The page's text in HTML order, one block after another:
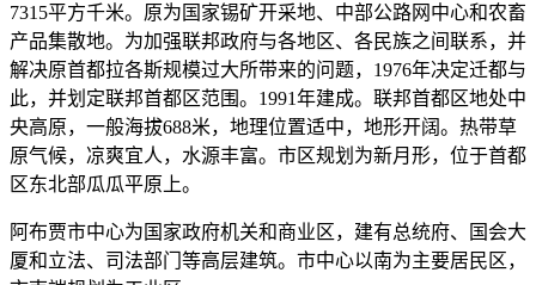
7315平方千米。原为国家锡矿开采地、中部公路网中心和农畜
产品集散地。为加强联邦政府与各地区、各民族之间联系，并
解决原首都拉各斯规模过大所带来的问题，1976年决定迁都与
此，并划定联邦首都区范围。1991年建成。联邦首都区地处中
央高原，一般海拔688米，地理位置适中，地形开阔。热带草
原气候，凉爽宜人，水源丰富。市区规划为新月形，位于首都
区东北部瓜瓜平原上。
阿布贾市中心为国家政府机关和商业区，建有总统府、国会大
厦和立法、司法部门等高层建筑。市中心以南为主要居民区，